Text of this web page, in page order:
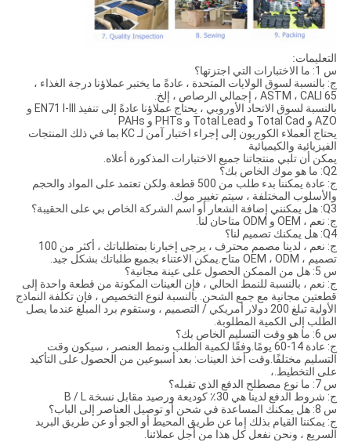
التعليمات:
س 1: ما الاختبارات التي اجتزتها؟
ج: بالنسبة لسوق الولايات المتحدة ، عادةً ما يختبر عملاؤنا درجة الغذاء ،
ASTM ، CALI 65 ، إجمالي الرصاص ، إلخ.
بالنسبة لسوق الاتحاد الأوروبي ، يحتاج عملاؤنا عادةً إلى تنفيذ EN71 I-III و
AZO و Total Cad و Total Lead و PHTs و PAHs
يحتاج العملاء الكوريون إلى إجراء اختبار آمن لـ KC بما في ذلك المنتجات
الفيزيائية والكيميائية
يمكن أن تلبي منتجاتنا جميع الاختبارات المذكورة أعلاه.
Q2: ما هو موك الخاص بك؟
ج: عادة يمكننا بدء طلب من 500 قطعة.ولكن تعتمد على المواد والحجم
والأسلوب المختلفة ، سيتم تغيير موك.
Q3: هل يمكنني إضافة الشعار أو اسم الشركة الخاص بي على الحقيبة؟
ج: نعم ، OEM و ODM متاحان لنا.
Q4: هل يمكنك تصميم لنا؟
ج: نعم ، لدينا مصمم محترف ، يرجى إخبارنا بمتطلباتك ، أكثر من 100
تصميم ، OEM ، ODM متاح.يمكن الاعتناء بجميع طلباتك بشكل جيد.
س 5: هل من الممكن الحصول على عينة مجانية؟
ج: نعم ، بالنسبة للنمط الحالي ، فإن العينات المكونة من قطعة واحدة إلى
قطعتين مجانية مع جمع الشحن. بالنسبة لنوع التخصيص ، فإن تكلفة النماذج
الأولية تبلغ 200 دولار أمريكي / التصميم ، وستقوم برد المبلغ عندما يصل
الطلب إلى الكمية المطلوبة.
س 6: ما هو وقت التسليم الخاص بك؟
ج: عادة 14-60 يومًا.وفقًا لكمية الطلب ونمط العنصر ، سيكون وقت
التسليم مختلفًا.وقت أخذ العينات: بعد أسبوعين من الحصول على التأكيد
على التخطيط.،
س 7: ما نوع مصطلح الدفع الذي تقبله؟
ج: شروط الدفع لدينا هي 30٪ كوديعة ورصيد مقابل نسخة B / L
س 8: هل يمكنك المساعدة في شحن أو توصيل العناصر إلى الباب؟
ج: يمكننا القيام بذلك إما عن طريق المحيط أو الجو أو عن طريق البريد
السريع ، ونحن نفعل كل هذا من أجل عملائنا.